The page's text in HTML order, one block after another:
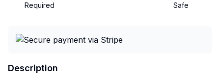
Required
Safe
Description